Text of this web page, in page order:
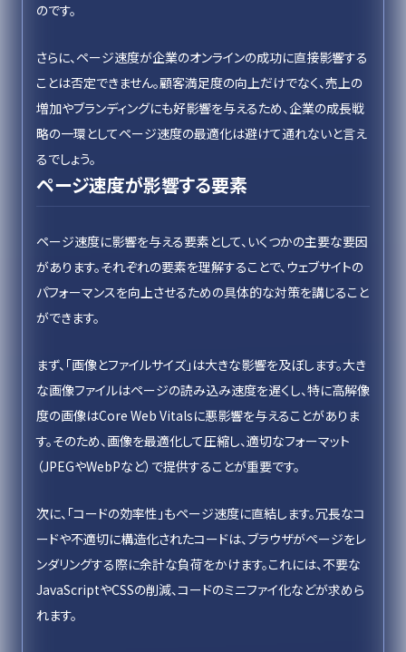
のです。
さらに、ページ速度が企業のオンラインの成功に直接影響する
ことは否定できません。顧客満足度の向上だけでなく、売上の
増加やブランディングにも好影響を与えるため、企業の成長戦
略の一環としてページ速度の最適化は避けて通れないと言え
るでしょう。
ページ速度が影響する要素
ページ速度に影響を与える要素として、いくつかの主要な要因
があります。それぞれの要素を理解することで、ウェブサイトの
パフォーマンスを向上させるための具体的な対策を講じること
ができます。
まず、「画像とファイルサイズ」は大きな影響を及ぼします。大き
な画像ファイルはページの読み込み速度を遅くし、特に高解像
度の画像はCore Web Vitalsに悪影響を与えることがありま
す。そのため、画像を最適化して圧縮し、適切なフォーマット
（JPEGやWebPなど）で提供することが重要です。
次に、「コードの効率性」もページ速度に直結します。冗長なコ
ードや不適切に構造化されたコードは、ブラウザがページをレ
ンダリングする際に余計な負荷をかけます。これには、不要な
JavaScriptやCSSの削減、コードのミニファイ化などが求めら
れます。